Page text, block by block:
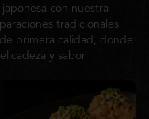
con nuestra
tradicionales
primera calidad, donde
y sabor